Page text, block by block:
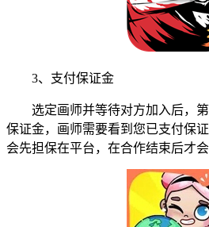
3、支付保证金
选定画师并等待对方加入后，第
保证金，画师需要看到您已支付保
会先担保在平台，在合作结束后才